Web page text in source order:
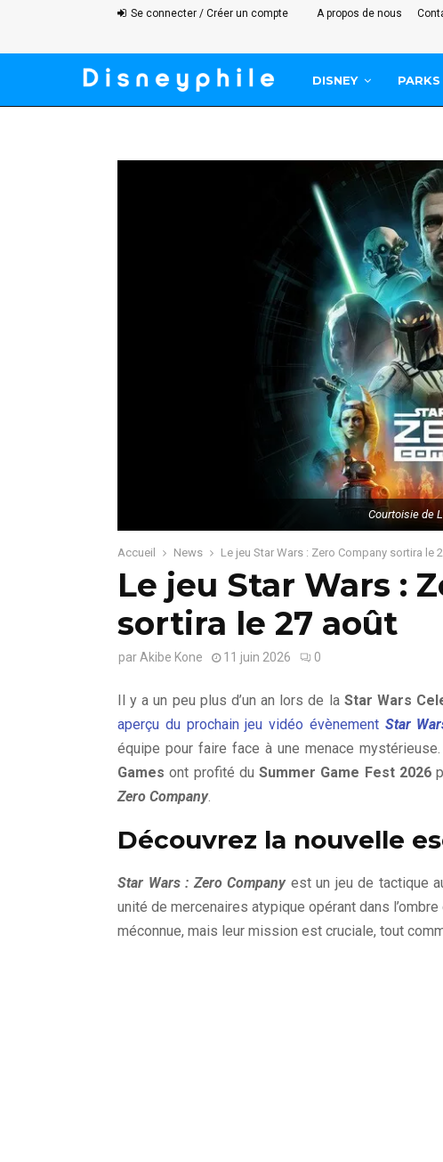
Se connecter / Créer un compte A propos de nous
DISNEY
Courtoisie de
Accueil News Le jeu Star Wars : Zero Company sortira le
Le jeu Star Wars :
sortira le 27 août
parAkibe Kone 11 juin 2026 0
Il y a un peu plus d’un an lors de la Star Wars
aperçu du prochain jeu vidéo évènement Star
équipe pour faire face à une menace
Games ont profité duSummer Game Fest 2026
Zero Company.
Découvrez la nouvelle
Star Wars : Zero Companyest un jeu de tactique
unité de mercenaires atypique opérant dans
méconnue, mais leur mission est cruciale, tout